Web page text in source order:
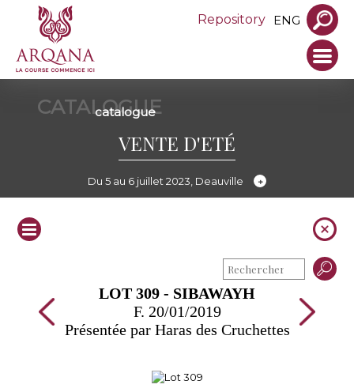
Repository ENG
CATALOGUE
catalogue
VENTE D'ETÉ
Du 5 au 6 juillet 2023, Deauville
LOT 309 - SIBAWAYH
F. 20/01/2019
Présentée par Haras des Cruchettes